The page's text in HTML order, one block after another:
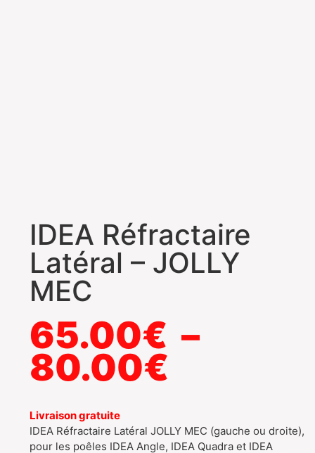
IDEA Réfractaire
Latéral – JOLLY
MEC
65.00€ –
80.00€
Livraison gratuite
IDEA Réfractaire Latéral JOLLY MEC (gauche ou droite),
pour les poêles IDEA Angle, IDEA Quadra et IDEA